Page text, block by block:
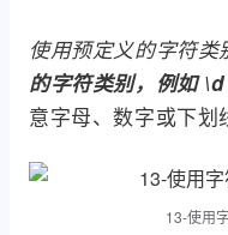
使用预定义的字符类
的字符类别，例如\d
意字母、数字或下划
13-使用